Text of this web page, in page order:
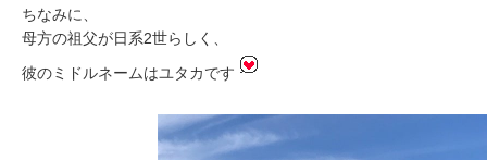
ちなみに、
母方の祖父が日系2世らしく、
彼のミドルネームはユタカです